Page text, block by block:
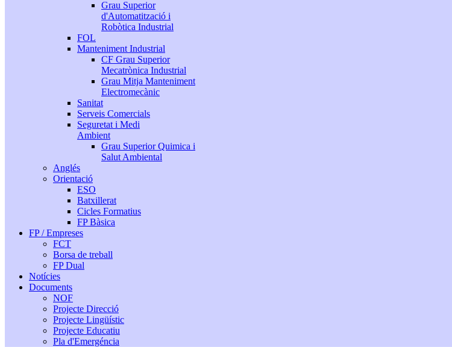
Grau Superior
d'Automatització i
Robòtica Industrial
FOL
Manteniment Industrial
CF Grau Superior
Mecatrònica Industrial
Grau Mitja Manteniment
Electromecànic
Sanitat
Serveis Comercials
Seguretat i Medi
Ambient
Grau Superior Quimica i
Salut Ambiental
Anglés
Orientació
ESO
Batxillerat
Cicles Formatius
FP Bàsica
FP / Empreses
FCT
Borsa de treball
FP Dual
Notícies
Documents
NOF
Projecte Direcció
Projecte Lingüístic
Projecte Educatiu
Pla d'Emergéncia